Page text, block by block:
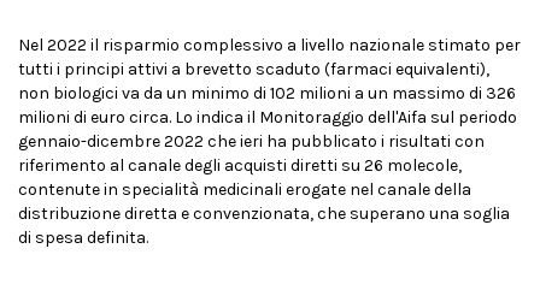
Nel 2022 il risparmio complessivo a livello nazionale stimato per
tutti i principi attivi a brevetto scaduto (farmaci equivalenti),
non biologici va da un minimo di 102 milioni a un massimo di 326
milioni di euro circa. Lo indica il Monitoraggio dell'Aifa sul periodo
gennaio-dicembre 2022 che ieri ha pubblicato i risultati con
riferimento al canale degli acquisti diretti su 26 molecole,
contenute in specialità medicinali erogate nel canale della
distribuzione diretta e convenzionata, che superano una soglia
di spesa definita.